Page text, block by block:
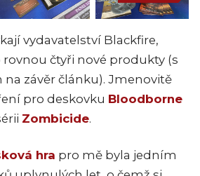
vydavatelství Blackfire,
čtyři nové produkty (s
závěr článku). Jmenovitě
pro deskovku Bloodborne
Zombicide.
hra pro mě byla jedním